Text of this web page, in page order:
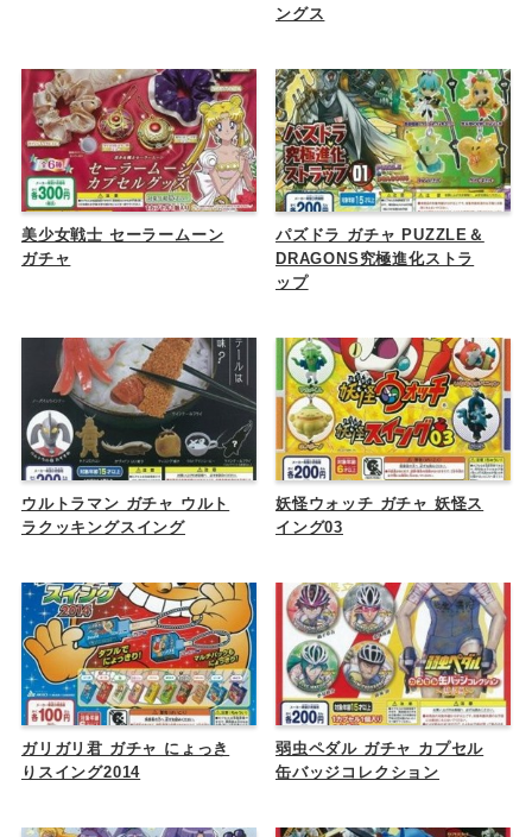
ングス
美少女戦士 セーラームーン
ガチャ
パズドラ ガチャ PUZZLE＆
DRAGONS究極進化ストラ
ップ
ウルトラマン ガチャ ウルト
ラクッキングスイング
妖怪ウォッチ ガチャ 妖怪ス
イング03
ガリガリ君 ガチャ にょっき
りスイング2014
弱虫ペダル ガチャ カプセル
缶バッジコレクション